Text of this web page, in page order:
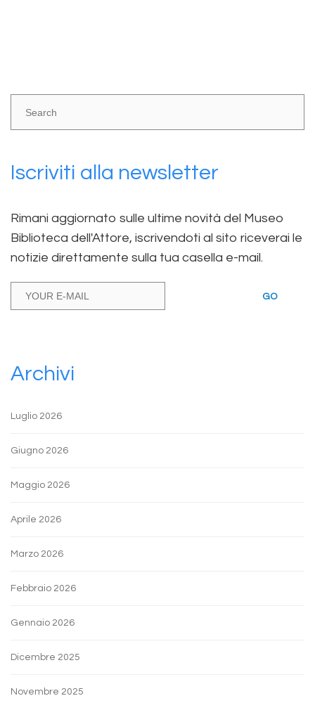
Iscriviti alla newsletter
Rimani aggiornato sulle ultime novità del Museo
Biblioteca dell'Attore, iscrivendoti al sito riceverai le
notizie direttamente sulla tua casella e-mail.
GO
Archivi
Luglio 2026
Giugno 2026
Maggio 2026
Aprile 2026
Marzo 2026
Febbraio 2026
Gennaio 2026
Dicembre 2025
Novembre 2025